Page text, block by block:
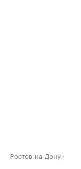
Ростов-на-Дону